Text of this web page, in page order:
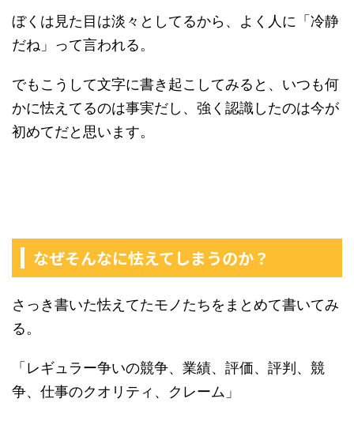
ぼくは見た目は淡々としてるから、よく人に「冷静
だね」って言われる。
でもこうして文字に書き起こしてみると、いつも何
かに怯えてるのは事実だし、強く認識したのは今が
初めてだと思います。
なぜそんなに怯えてしまうのか？
さっき書いた怯えてたモノたちをまとめて書いてみ
る。
「レギュラー争いの競争、業績、評価、評判、競
争、仕事のクオリティ、クレーム」